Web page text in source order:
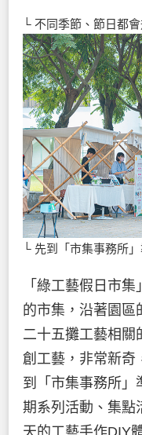
└ 不同季節、節日都
└ 先到「市集事務所」
「綠工藝假日市
的市集，沿著園區
二十五攤工藝相關
創工藝，非常新奇
到「市集事務所」
期系列活動、集點
天的工藝手作DIY